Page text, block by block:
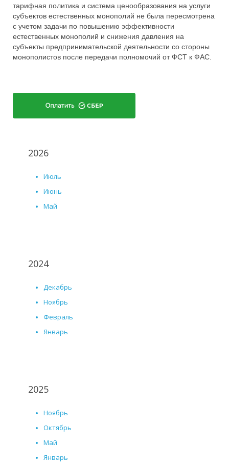
тарифная политика и система ценообразования на услуги
субъектов естественных монополий не была пересмотрена
с учетом задачи по повышению эффективности
естественных монополий и снижения давления на
субъекты предпринимательской деятельности со стороны
монополистов после передачи полномочий от ФСТ к ФАС.
2026
Июль
Июнь
Май
2024
Декабрь
Ноябрь
Февраль
Январь
2025
Ноябрь
Октябрь
Май
Январь